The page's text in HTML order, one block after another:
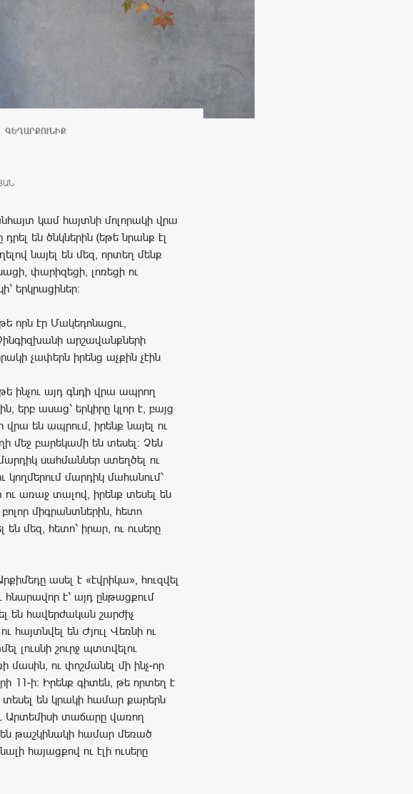
ԳԵՂԱՐՔՈՒՆԻՔ
կամ հայտնի մոլորակի վրա
են ծնկներին (եթե նրանք էլ
նայել են մեզ, որտեղ մենք
փարիզեցի, լոռեցի ու
երկրացիներ:
որն էր Մակեդոնացու,
արշավանքների
չափերն իրենց աչքին չէին
ինչու այդ գնդի վրա ապրող
երբ ասաց՝ երկիրը կլոր է, բայց
են ապրում, իրենք նայել ու
մեջ բարեկամի են տեսել: Չեն
սահմաններ ստեղծել ու
կողմերում մարդիկ մահանում՝
ու առաջ տալով, իրենք տեսել են
միգրանտներին, հետո
մեզ, հետո՝ իրար, ու ուսերը
ասել է «էվրիկա», հուզվել
հնարավոր է՝ այդ ընթացքում
են հավերժական շարժիչ
հայտնվել են Ժյուլ Վեռնի ու
լուսնի շուրջ պտտվելու
մասին, ու փոշմանել մի ինչ-որ
11-ի: Իրենք գիտեն, թե որտեղ է
են կրակի համար քարերն
Արտեմիսի տաճարը վառող
թաշկինակի համար մեռած
հայացքով ու էլի ուսերը